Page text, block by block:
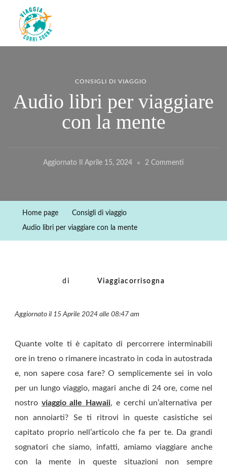
Viaggiacorrisogna – Blog di
viaggi e running
Viaggi zaino in spalla e corse in giro per il mondo
CONSIGLI DI VIAGGIO
Audio libri per viaggiare
con la mente
Aggiornato Il Aprile 15, 2024 2 Commenti
Home page Consigli di viaggio
Audio libri per viaggiare con la mente
di Viaggiacorrisogna
Aggiornato il 15 Aprile 2024 alle 08:47 am
Quante volte ti è capitato di percorrere interminabili
ore in treno o rimanere incastrato in coda in autostrada
e, non sapere cosa fare? O semplicemente sei in volo
per un lungo viaggio, magari anche di 24 ore, come nel
nostro viaggio alle Hawaii, e cerchi un’alternativa per
non annoiarti? Se ti ritrovi in queste casistiche sei
capitato proprio nell’articolo che fa per te. Da grandi
sognatori che siamo, infatti, amiamo viaggiare anche
con la mente in queste situazioni non sempre